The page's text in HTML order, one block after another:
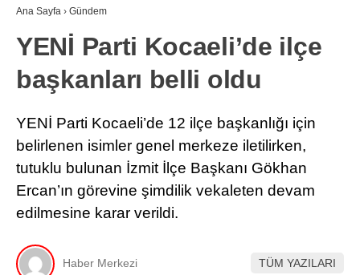
Ana Sayfa › Gündem
YENİ Parti Kocaeli’de ilçe
başkanları belli oldu
YENİ Parti Kocaeli’de 12 ilçe başkanlığı için
belirlenen isimler genel merkeze iletilirken,
tutuklu bulunan İzmit İlçe Başkanı Gökhan
Ercan’ın görevine şimdilik vekaleten devam
edilmesine karar verildi.
Haber Merkezi TÜM YAZILARI